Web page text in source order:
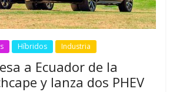
Híbridos Industria
a Ecuador de la
y lanza dos PHEV